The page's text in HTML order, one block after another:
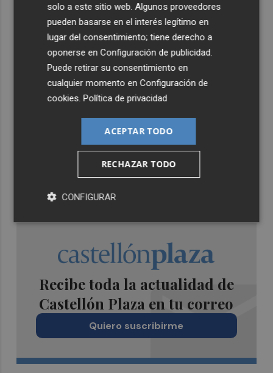
Recibe toda la actualidad de
Castellón Plaza en tu correo
Quiero suscribirme
solo a este sitio web. Algunos proveedores
pueden basarse en el interés legítimo en
lugar del consentimiento; tiene derecho a
oponerse enConfiguración de publicidad
Puede retirar su consentimiento en
cualquier momento enConfiguración de
cookies .Política de privacidad
ACEPTAR TODO
RECHAZAR TODO
CONFIGURAR